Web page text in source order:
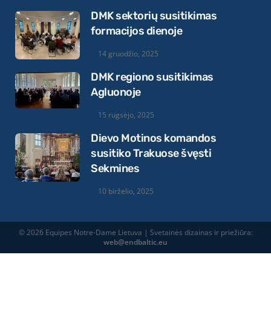
DMK sektorių susitikimas
formacijos dienoje
14 gruodžio, 2025
DMK regiono susitikimas
Agluonoje
15 rugsėjo, 2025
Dievo Motinos komandos
susitiko Trakuose švęsti
Sekmines
10 birželio, 2025
© 2026 Equipes Notre-Dame Lietuva | Svetainės dizainas ir priežiūra:
web@endbaltic.eu